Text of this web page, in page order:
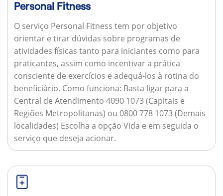
Personal Fitness
O serviço Personal Fitness tem por objetivo
orientar e tirar dúvidas sobre programas de
atividades físicas tanto para iniciantes como para
praticantes, assim como incentivar a prática
consciente de exercícios e adequá-los à rotina do
beneficiário. Como funciona: Basta ligar para a
Central de Atendimento 4090 1073 (Capitais e
Regiões Metropolitanas) ou 0800 778 1073 (Demais
localidades) Escolha a opção Vida e em seguida o
serviço que deseja acionar.